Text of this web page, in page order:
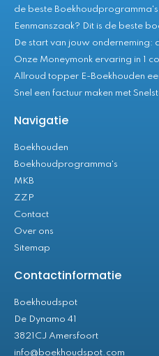
de beste Boekhoudprogramma's
Eenmanszaak? Dit is de beste
De start van jouw onderneming:
Onze Moneymonk ervaring in 1
Allroud topper E-Boekhouden
Snel een factuur maken met
Navigatie
Boekhouden
Boekhoudprogramma's
MKB
ZZP
Contact
Over ons
Sitemap
Contactinformatie
Boekhoudspot
De Dynamo 41
3821CJ Amersfoort
info@boekhoudspot.com